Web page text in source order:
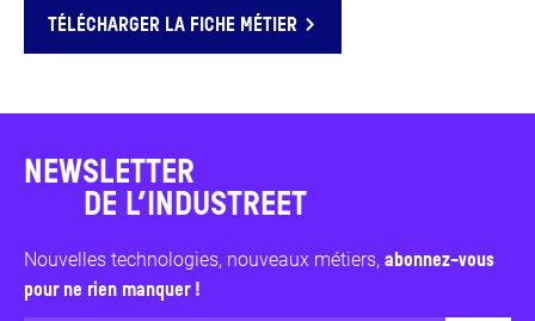
TÉLÉCHARGER LA FICHE MÉTIER
NEWSLETTER
DE L’INDUSTREET
Nouvelles technologies, nouveaux métiers, abonnez-vous
pour ne rien manquer !